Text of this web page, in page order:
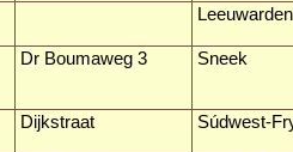
Leeuwarden
Dr Boumaweg 3 Sneek
Dijkstraat Súdwest-